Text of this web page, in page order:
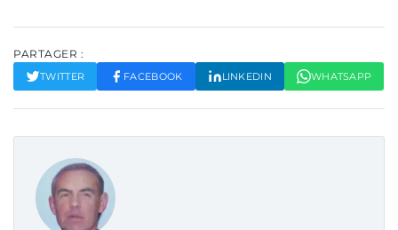
PARTAGER :
TWITTER FACEBOOK LINKEDIN WHATSAPP